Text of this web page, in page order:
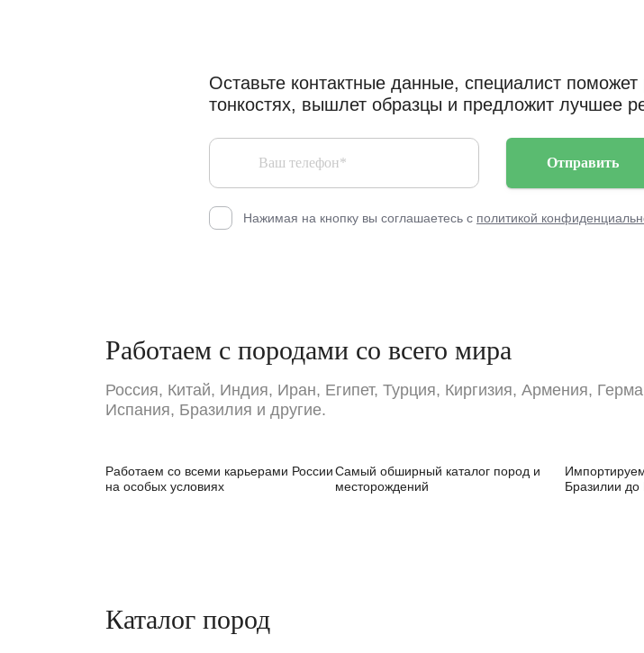
Оставьте контактные данные, специалист поможет
тонкостях, вышлет образцы и предложит лучшее
Отправить
Нажимая на кнопку вы соглашаетесь с политикой
Работаем с породами со всего мира
Россия, Китай, Индия, Иран, Египет, Турция, Киргизия, Армения,
Испания, Бразилия и другие.
Работаем со всеми карьерами России
на особых условиях
Самый обширный каталог пород и
месторождений
Бразилии до
Каталог пород